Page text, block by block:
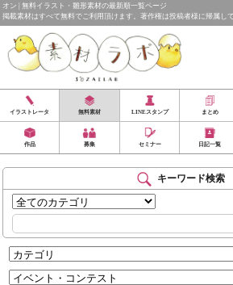
オン | 無料イラスト・雛形素材の最新順一覧ページ
掲載素材はすべて無料でご利用頂けます。著作権は投稿者様に帰属して
イラストレータ 無料素材 LINEスタンプ まとめ
作品 募集 セミナー 日記一覧
キーワード検索